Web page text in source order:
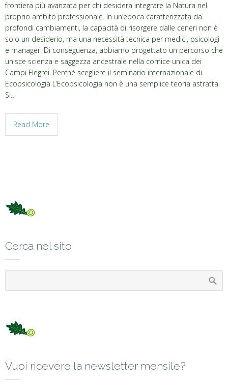
frontiera più avanzata per chi desidera integrare la Natura nel
proprio ambito professionale. In un’epoca caratterizzata da
profondi cambiamenti, la capacità di risorgere dalle ceneri non è
solo un desiderio, ma una necessità tecnica per medici, psicologi
e manager. Di conseguenza, abbiamo progettato un percorso che
unisce scienza e saggezza ancestrale nella cornice unica dei
Campi Flegrei. Perché scegliere il seminario internazionale di
Ecopsicologia L’Ecopsicologia non è una semplice teoria astratta.
Si…
Read More
Cerca nel sito
Vuoi ricevere la newsletter mensile?